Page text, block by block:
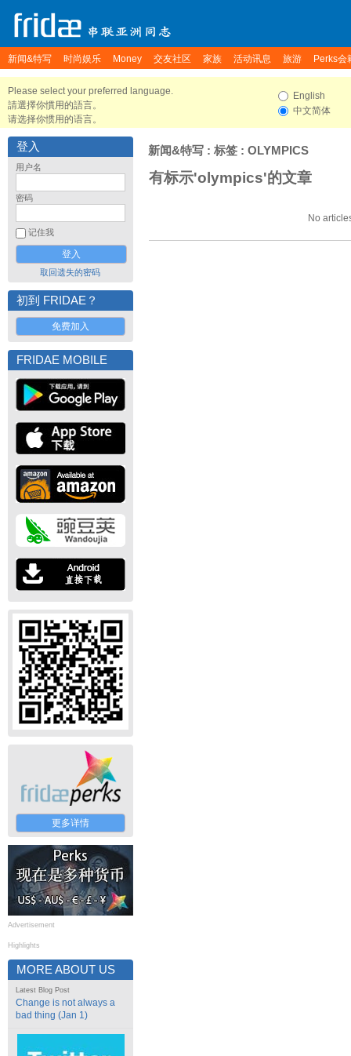
新闻&特写 时尚娱乐 Money 交友社区 家族 活动讯息 旅游 Perks会
Please select your preferred language.
請選擇你慣用的語言。
请选择你惯用的语言。
English
中文简体
登入
用户名
密码
记住我
取回遗失的密码
初到 FRIDAE？
免费加入
FRIDAE MOBILE
更多详情
Advertisement
Highlights
MORE ABOUT US
Latest Blog Post
Change is not always a
bad thing (Jan 1)
新闻&特写 : 标签 : OLYMPICS
有标示'olympics'的文章
No